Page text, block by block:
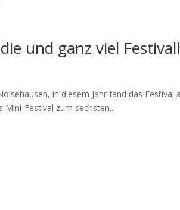
und ganz viel
in diesem Jahr fand das
Festival zum sechsten...